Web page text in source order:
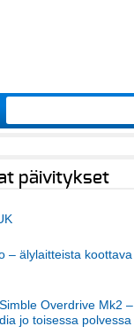
päivitykset
– älylaitteista koottava
Overdrive Mk2 –
jo toisessa polvessa